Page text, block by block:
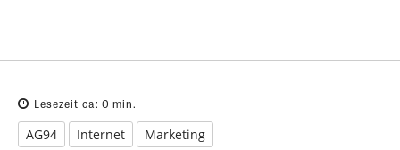
Lesezeit ca: 0 min.
AG94 Internet Marketing